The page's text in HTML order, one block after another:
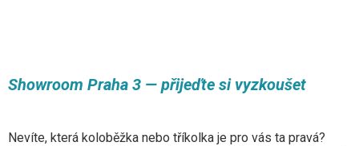
Showroom Praha 3 — přijeďte si vyzkoušet
Nevíte, která koloběžka nebo tříkolka je pro vás ta pravá?